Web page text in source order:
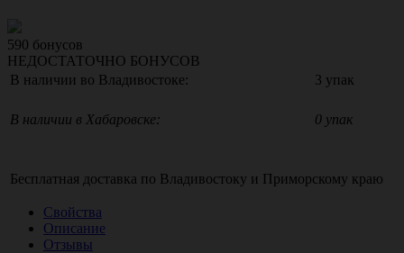
590 бонусов
НЕДОСТАТОЧНО БОНУСОВ
В наличии во Владивостоке:
3 упак
В наличии в Хабаровске: 0 упак
Бесплатная доставка по Владивостоку и Приморскому краю
Свойства
Описание
Отзывы